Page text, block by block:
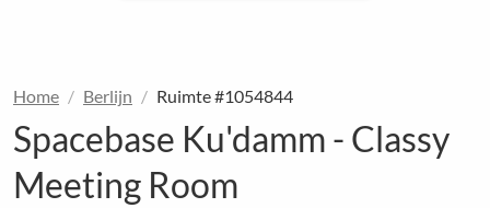
Home Berlijn Ruimte #1054844
Spacebase Ku'damm - Classy
Meeting Room